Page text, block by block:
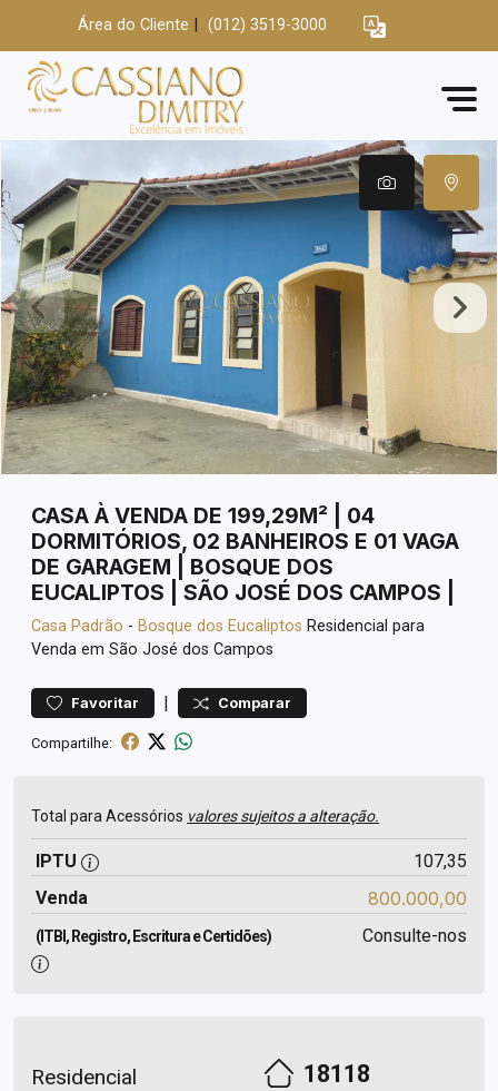
Área do Cliente (012) 3519-3000
CASA À VENDA DE 199,29M² | 04
DORMITÓRIOS, 02 BANHEIROS E 01 VAGA
DE GARAGEM | BOSQUE DOS
EUCALIPTOS | SÃO JOSÉ DOS CAMPOS |
Casa Padrão - Bosque dos Eucaliptos Residencial para
Venda em São José dos Campos
Favoritar | Comparar
Compartilhe:
Total para Acessórios valores sujeitos a alteração.
IPTU
107,35
Venda
800.000,00
(ITBI, Registro, Escritura e Certidões) Consulte-nos
Residencial 18118